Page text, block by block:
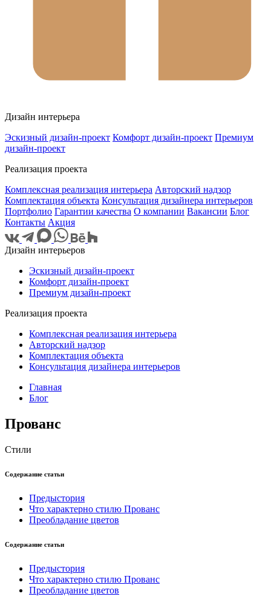
Дизайн интерьера
Эскизный дизайн-проект Комфорт дизайн-проект Премиум
дизайн-проект
Реализация проекта
Комплексная реализация интерьера Авторский надзор
Комплектация объекта Консультация дизайнера интерьеров
Портфолио Гарантии качества О компании Вакансии Блог
Контакты Акция
Дизайн интерьеров
Эскизный дизайн-проект
Комфорт дизайн-проект
Премиум дизайн-проект
Реализация проекта
Комплексная реализация интерьера
Авторский надзор
Комплектация объекта
Консультация дизайнера интерьеров
Главная
Блог
Прованс
Стили
Содержание статьи
Предыстория
Что характерно стилю Прованс
Преобладание цветов
Содержание статьи
Предыстория
Что характерно стилю Прованс
Преобладание цветов